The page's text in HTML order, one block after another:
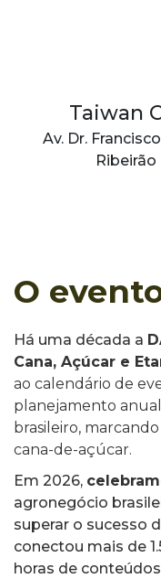
Taiwan
Av. Dr.
Ribeirão
O
Há uma década a
Cana, Açúcar e
ao calendário de
planejamento
brasileiro,
cana-de-açúcar.
Em 2026,
agronegócio
superar o sucesso
conectou mais de
horas de